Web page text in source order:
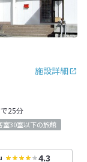
施設詳細
25分
室30室以下の旅館
4.3